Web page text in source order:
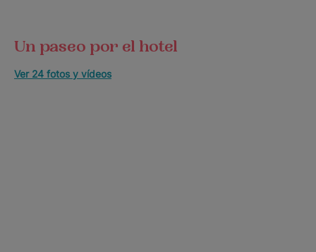
Un paseo por el hotel
Ver 24 fotos y vídeos